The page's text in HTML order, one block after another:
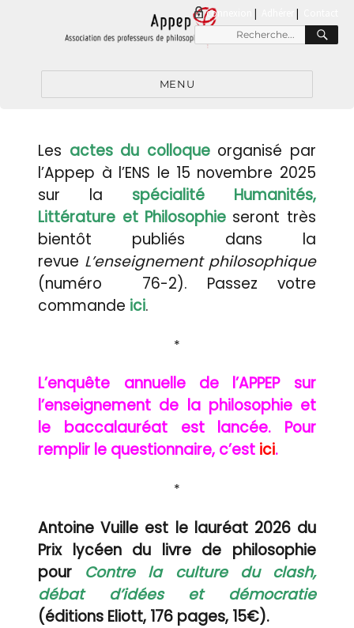
connexion |
MENU
Les actes du colloqueorganisé par
l’Appep à l’ENS le 15 novembre 2025
sur la spécialité Humanités,
Littérature et Philosophie seront très
bientôt publiés dans la
revue L’enseignement philosophique
(numéro 76-2). Passez votre
commande ici.
*
L’enquête annuelle de l’APPEP sur
l’enseignement de la philosophie et
le baccalauréat est lancée. Pour
remplir le questionnaire, c’est ici.
*
Antoine Vuille est le lauréat 2026 du
Prix lycéen du livre de philosophie
pour Contre la culture du clash,
débat d’idées et démocratie
(éditions Eliott, 176 pages, 15€).